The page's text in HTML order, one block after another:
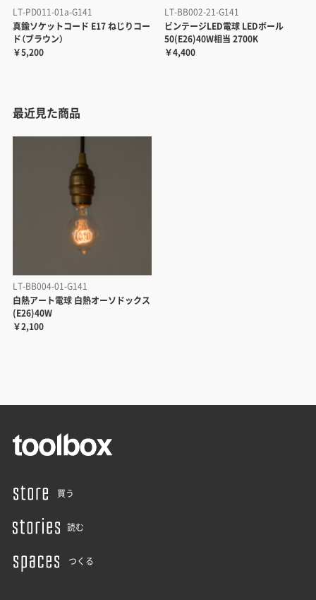
LT-PD011-01a-G141
真鍮ソケットコード E17 ねじりコー
ド（ブラウン）
￥5,200
LT-BB002-21-G141
ビンテージLED電球 LEDボール
50(E26)40W相当 2700K
￥4,400
最近見た商品
LT-BB004-01-G141
白熱アート電球 白熱オーソドックス
(E26)40W
￥2,100
買う
読む
つくる